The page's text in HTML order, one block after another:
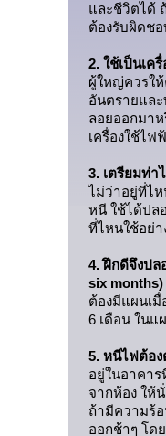
และชีวิตได้
ต้องรับผิดช
2. ใช้เป็นเค
ผู้ใหญ่ควรใ
อันตรายแล
ลอยออกมา
เครื่องใช้ไฟ
3. เตรียมท่า
ไม่ว่าอยู่ที่ไห
หนี ใช้ได้ปล
ที่ไหนใช้อย่า
4. ฝึกดีจึงปล
six months)
ต้องมีแผนเ
6 เดือน ใน
5. หนีไฟต้อง
อยู่ในอาคาร
จากห้อง ให้
ถ้ามีความร้
ออกช้าๆ โด